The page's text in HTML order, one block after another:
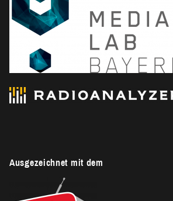
Ausgezeichnet mit dem